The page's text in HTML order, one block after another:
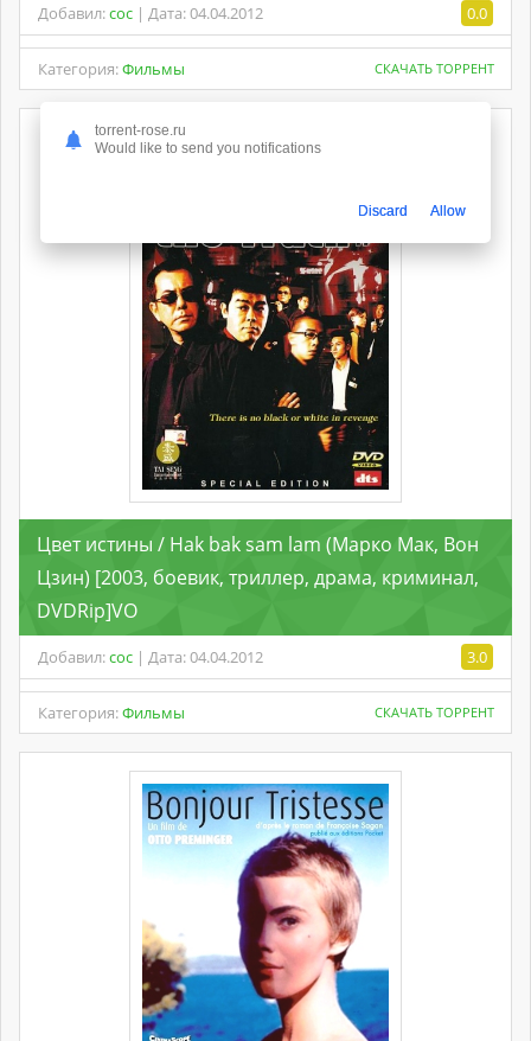
Добавил:coc | Дата: 04.04.2012 0.0
Категория:Фильмы СКАЧАТЬ ТОРРЕНТ
Цвет истины / Hak bak sam lam (Марко Мак, Вон
Цзин) [2003, боевик, триллер, драма, криминал,
DVDRip]VO
Добавил:coc | Дата: 04.04.2012 3.0
Категория:Фильмы СКАЧАТЬ ТОРРЕНТ
torrent-rose.ru
Would like to send you notifications
Discard Allow